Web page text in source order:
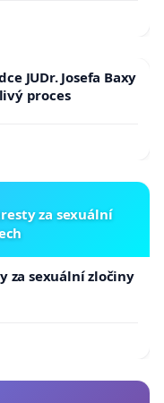
JUDr. Josefa Baxy
proces
za sexuální
za sexuální zločiny